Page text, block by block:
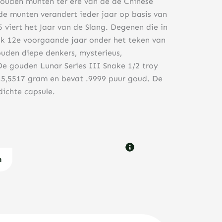
munten verandert ieder jaar op basis van
viert het Jaar van de Slang. Degenen die in
12e voorgaande jaar onder het teken van
diepe denkers, mysterieus,
gouden Lunar Series III Snake 1/2 troy
gram en bevat .9999 puur goud. De
capsule.